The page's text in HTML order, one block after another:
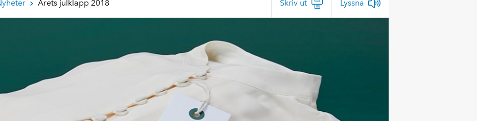
Årets julklapp 2018 Skriv ut Lyssna